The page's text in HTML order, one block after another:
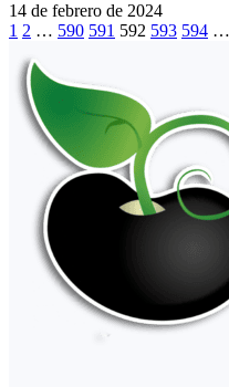
14 de febrero de 2024
1 2 … 590 591 592 593 594 …